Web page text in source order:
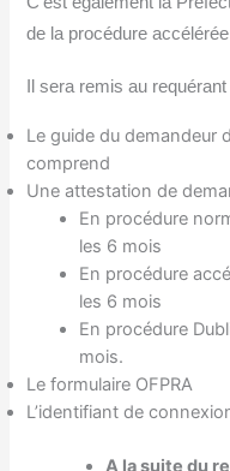
de la procédure
Il sera remis au requérant
Le guide du demandeur
comprend
Une attestation de
En procédure
les 6 mois
En procédure
les 6 mois
En procédure
mois.
Le formulaire OFPRA
L’identifiant de
A la suite du